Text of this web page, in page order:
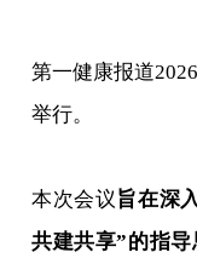
第一健康报道
举行。
本次会议 旨在深
共建共享”的指